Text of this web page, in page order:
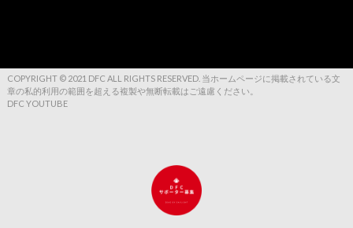
COPYRIGHT © 2021 DFC ALL RIGHTS RESERVED. 当ホームページに掲載されている文
章の私的利用の範囲を超える複製や無断転載はご遠慮ください。
DFC YOUTUBE